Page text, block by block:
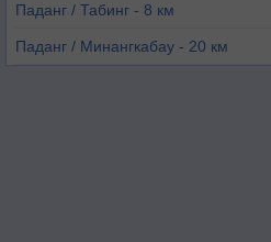
Паданг / Табинг - 8 км
Паданг / Минангкабау - 20 км